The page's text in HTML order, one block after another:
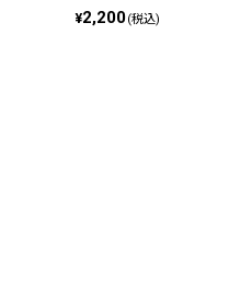
¥2,200(税込)